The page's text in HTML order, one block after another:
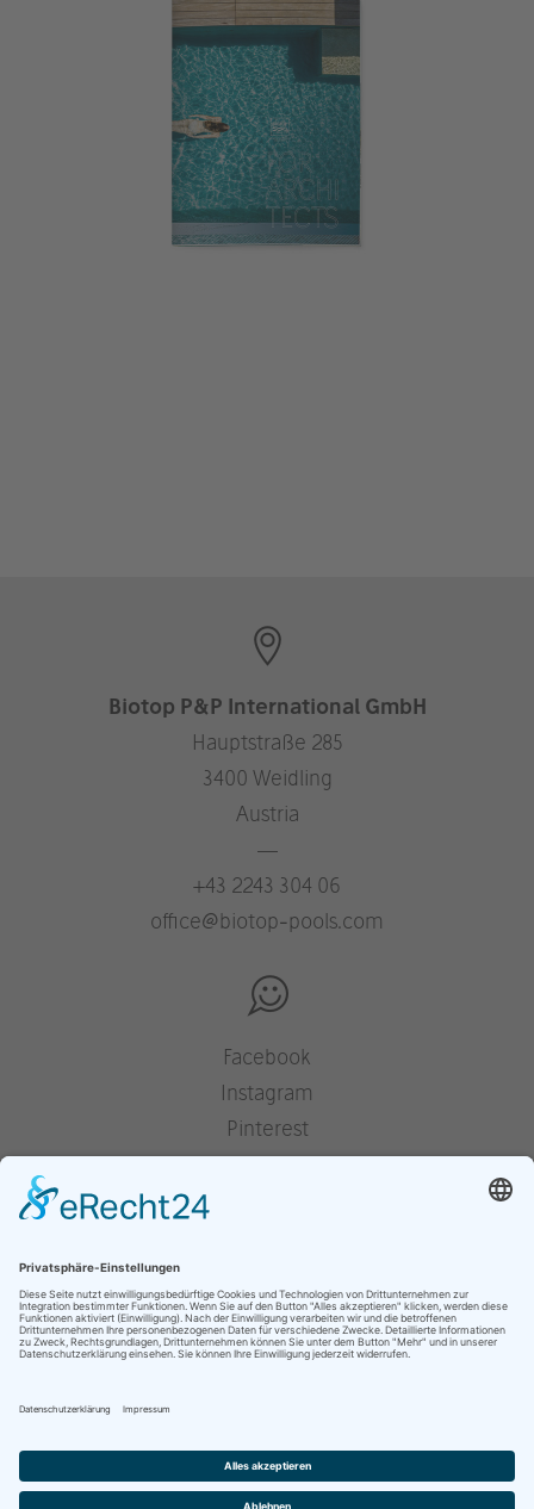
Biotop P&P International GmbH
Hauptstraße 285
3400 Weidling
Austria
—
+43 2243 304 06
office@biotop-pools.com
Facebook
Instagram
Pinterest
Houzz
Presse
Cookie-Einstellungen